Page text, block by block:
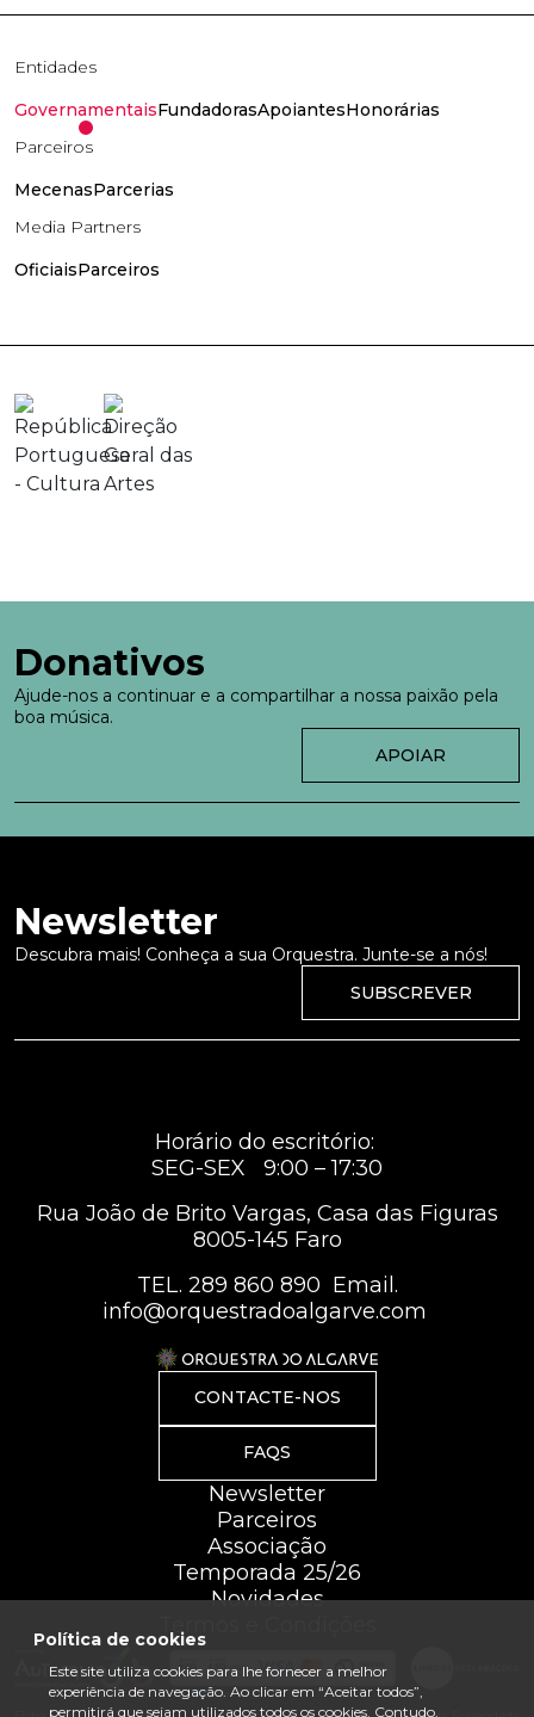
Política de cookies
Este site utiliza cookies para lhe fornecer a melhor
experiência de navegação. Ao clicar em “Aceitar todos”,
permitirá que sejam utilizados todos os cookies. Contudo,
Entidades
GovernamentaisFundadorasApoiantesHonorárias
Parceiros
MecenasParcerias
Media Partners
OficiaisParceiros
Donativos
Ajude-nos a continuar e a compartilhar a nossa paixão pela
boa música.
APOIAR
Newsletter
Descubra mais! Conheça a sua Orquestra. Junte-se a nós!
SUBSCREVER
Horário do escritório:
SEG-SEX 9:00 – 17:30
Rua João de Brito Vargas, Casa das Figuras
8005-145 Faro
TEL. 289 860 890 Email.
info@orquestradoalgarve.com
CONTACTE-NOS
FAQS
Newsletter
Parceiros
Associação
Temporada 25/26
Novidades
Termos e Condições